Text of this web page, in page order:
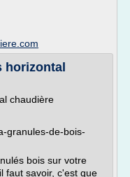
horizontal
chaudière
granules-de-bois-
bois sur votre
faut savoir, c'est que